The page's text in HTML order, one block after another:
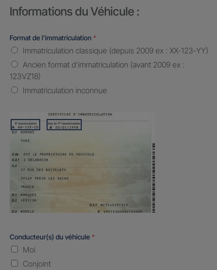
Informations du Véhicule :
Format de l'immatriculation *
Immatriculation classique (depuis 2009 ex : XX-123-YY)
Ancien format d'immatriculation (avant 2009 ex :
123VZ18)
Immatriculation inconnue
Conducteur(s) du véhicule *
Moi
Conjoint